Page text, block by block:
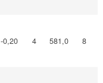
-0,20 4 581,0 8